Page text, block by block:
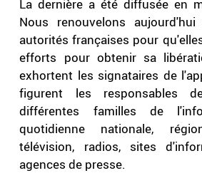
La dernière a été diffusée en
Nous renouvelons
autorités françaises pour
efforts pour obtenir sa
exhortent les signataires de
figurent les responsables
différentes familles de
quotidienne nationale,
télévision, radios, sites
agences de presse.